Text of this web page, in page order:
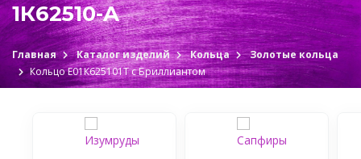
1К62510-A
Главная Каталог изделий Кольца
Золотые кольца
Кольцо Е01К625101Т c Бриллиантом